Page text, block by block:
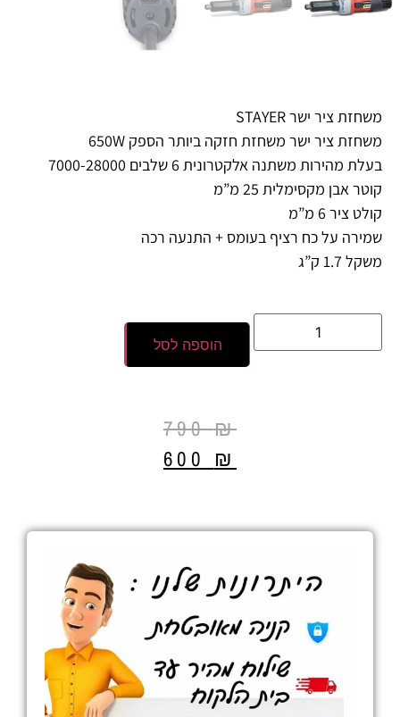
משחזת ציר ישר STAYER
משחזת ציר ישר משחזת חזקה ביותר הספק 650W
בעלת מהירות משתנה אלקטרונית 6 שלבים 7000-28000
קוטר אבן מקסימלית 25 מ”מ
קולט ציר 6 מ”מ
שמירה על כח רציף בעומס + התנעה רכה
משקל 1.7 ק”ג
הוספה לסל
790₪
600 ₪